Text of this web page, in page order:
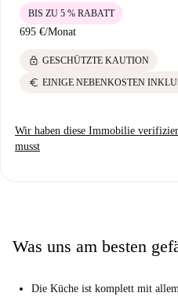
695 €/Monat
BIS ZU 5 % RABATT
lock GESCHÜTZTE KAUTION
euro EINIGE NEBENKOSTEN
Wir haben diese Immobilie
musst
Was uns am besten
Die Küche ist komplett mit